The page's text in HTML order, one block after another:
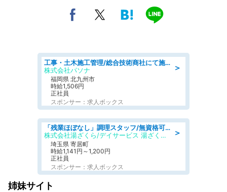
＞
工事・土木施工管理/総合技術商社にて施工管理のお仕事/即日勤務可/車通勤可/工事・土木施工管理/生産・品質管理
株式会社パソナ
福岡県 北九州市
時給1,506円
正社員
スポンサー：求人ボックス
＞
「残業ほぼなし」調理スタッフ/無資格可/正職員/日勤のみ/デイサービス/社会保障完備
株式会社湯ざくら/デイサービス 湯ざくらケアリゾート
埼玉県 寄居町
時給1,141円～1,200円
正社員
スポンサー：求人ボックス
姉妹サイト